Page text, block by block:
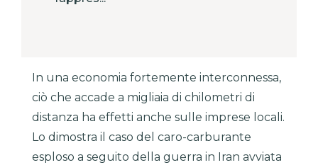
In una economia fortemente interconnessa,
ciò che accade a migliaia di chilometri di
distanza ha effetti anche sulle imprese locali.
Lo dimostra il caso del caro-carburante
esploso a seguito della guerra in Iran avviata